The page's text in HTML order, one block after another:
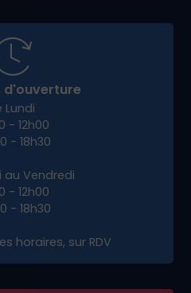
d'ouverture
Lundi
- 12h00
- 18h30
au Vendredi
- 12h00
- 18h30
horaires, sur RDV